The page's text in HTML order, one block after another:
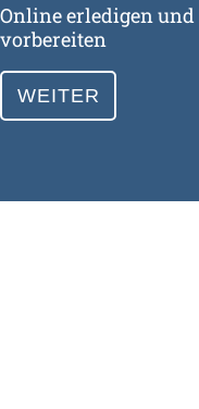
Online erledigen und
vorbereiten
WEITER